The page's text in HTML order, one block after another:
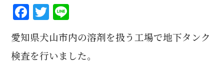
F
a
c
e
T
w
it
te
n
e
愛知県犬山市内の溶剤を扱う工場で地下タンク
検査を行いました。